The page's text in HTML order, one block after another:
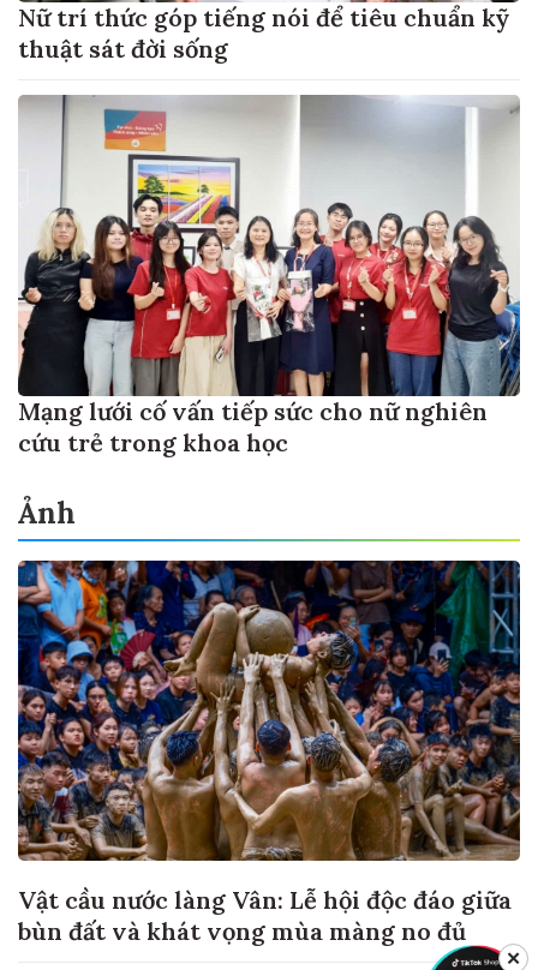
Nữ trí thức góp tiếng nói để tiêu chuẩn kỹ
thuật sát đời sống
Mạng lưới cố vấn tiếp sức cho nữ nghiên
cứu trẻ trong khoa học
Ảnh
Vật cầu nước làng Vân: Lễ hội độc đáo giữa
bùn đất và khát vọng mùa màng no đủ
✕